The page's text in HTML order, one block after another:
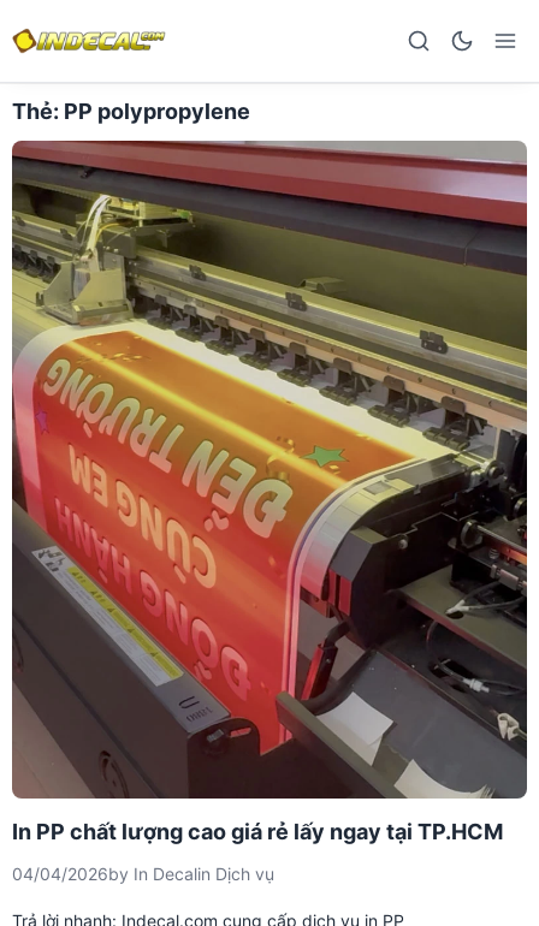
Thẻ: PP polypropylene
In PP chất lượng cao giá rẻ lấy ngay tại TP.HCM
04/04/2026by In Decalin Dịch vụ
Trả lời nhanh: Indecal.com cung cấp dịch vụ in PP